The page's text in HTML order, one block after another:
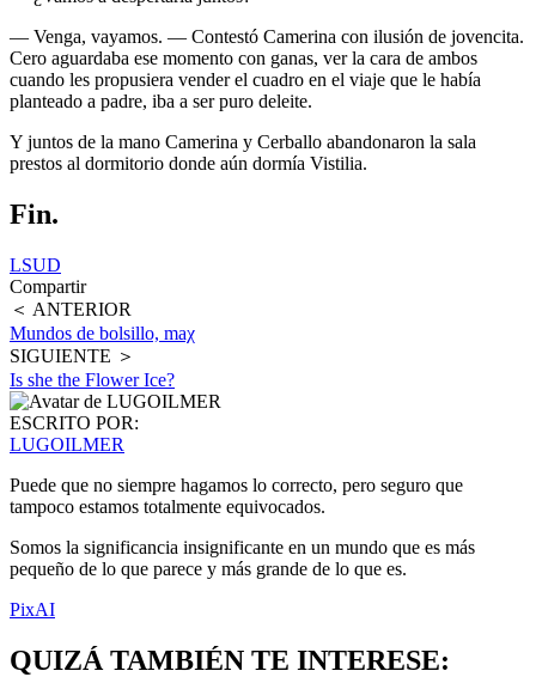
— Venga, vayamos. — Contestó Camerina con ilusión de jovencita.
Cero aguardaba ese momento con ganas, ver la cara de ambos
cuando les propusiera vender el cuadro en el viaje que le había
planteado a padre, iba a ser puro deleite.
Y juntos de la mano Camerina y Cerballo abandonaron la sala
prestos al dormitorio donde aún dormía Vistilia.
Fin.
LSUD
Compartir
＜ ANTERIOR
Mundos de bolsillo, maχ
SIGUIENTE ＞
Is she the Flower Ice?
ESCRITO POR:
LUGOILMER
Puede que no siempre hagamos lo correcto, pero seguro que
tampoco estamos totalmente equivocados.
Somos la significancia insignificante en un mundo que es más
pequeño de lo que parece y más grande de lo que es.
PixAI
QUIZÁ TAMBIÉN TE INTERESE: